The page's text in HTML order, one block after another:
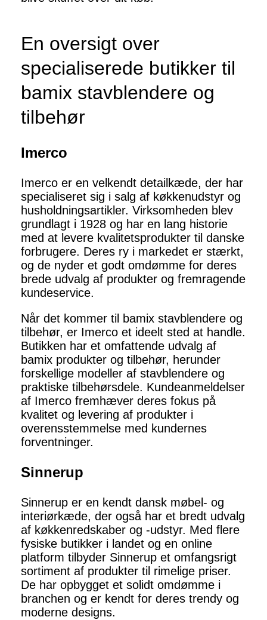
En oversigt over
specialiserede butikker til
bamix stavblendere og
tilbehør
Imerco
Imerco er en velkendt detailkæde, der har
specialiseret sig i salg af køkkenudstyr og
husholdningsartikler. Virksomheden blev
grundlagt i 1928 og har en lang historie
med at levere kvalitetsprodukter til danske
forbrugere. Deres ry i markedet er stærkt,
og de nyder et godt omdømme for deres
brede udvalg af produkter og fremragende
kundeservice.
Når det kommer til bamix stavblendere og
tilbehør, er Imerco et ideelt sted at handle.
Butikken har et omfattende udvalg af
bamix produkter og tilbehør, herunder
forskellige modeller af stavblendere og
praktiske tilbehørsdele. Kundeanmeldelser
af Imerco fremhæver deres fokus på
kvalitet og levering af produkter i
overensstemmelse med kundernes
forventninger.
Sinnerup
Sinnerup er en kendt dansk møbel- og
interiørkæde, der også har et bredt udvalg
af køkkenredskaber og -udstyr. Med flere
fysiske butikker i landet og en online
platform tilbyder Sinnerup et omfangsrigt
sortiment af produkter til rimelige priser.
De har opbygget et solidt omdømme i
branchen og er kendt for deres trendy og
moderne designs.